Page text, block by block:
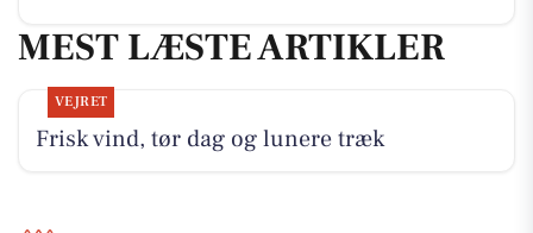
MEST LÆSTE ARTIKLER
VEJRET
Frisk vind, tør dag og lunere træk